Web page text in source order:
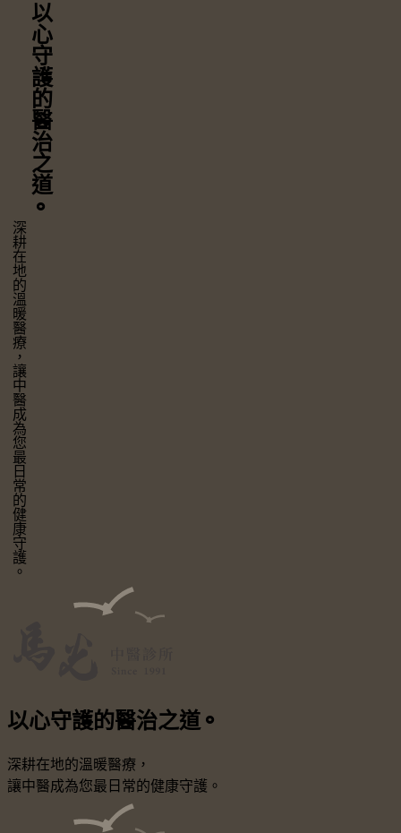
以心守護
的醫治之道
⚬
深耕在地的溫暖醫療，
讓中醫成為您最日常的健康守護。
以心守護的醫治之道 ⚬
深耕在地的溫暖醫療，
讓中醫成為您最日常的健康守護。